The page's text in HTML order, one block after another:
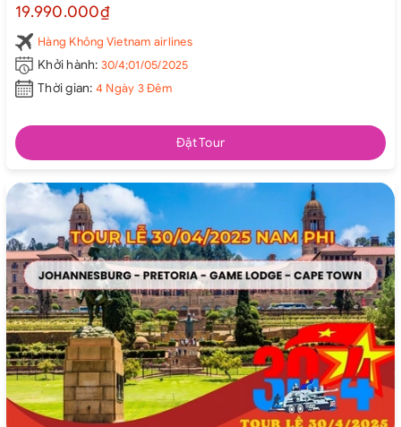
19.990.000₫
Hàng Không Vietnam airlines
Khởi hành: 30/4;01/05/2025
Thời gian: 4 Ngày 3 Đêm
Đặt Tour